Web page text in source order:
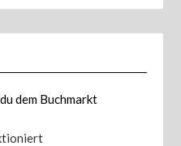
dem Buchmarkt